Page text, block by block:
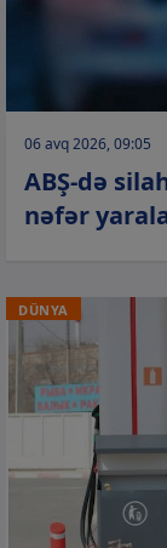
06 avq 2026, 09:05
ABŞ-də
nəfər
DÜNYA